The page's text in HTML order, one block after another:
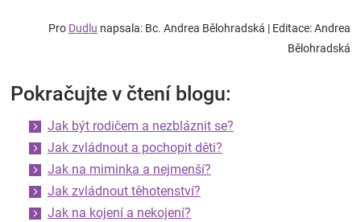
Pro Dudlu napsala: Bc. Andrea Bělohradská | Editace: Andrea
Bělohradská
Pokračujte v čtení blogu:
Jak být rodičem a nezbláznit se?
Jak zvládnout a pochopit děti?
Jak na miminka a nejmenší?
Jak zvládnout těhotenství?
Jak na kojení a nekojení?